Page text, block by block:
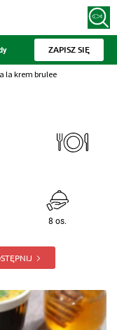
ZAPISZ SIĘ
la krem brulee
8 os.